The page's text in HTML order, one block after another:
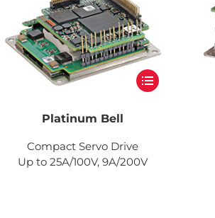
Platinum Bell
Compact Servo Drive
Up to 25A/100V, 9A/200V